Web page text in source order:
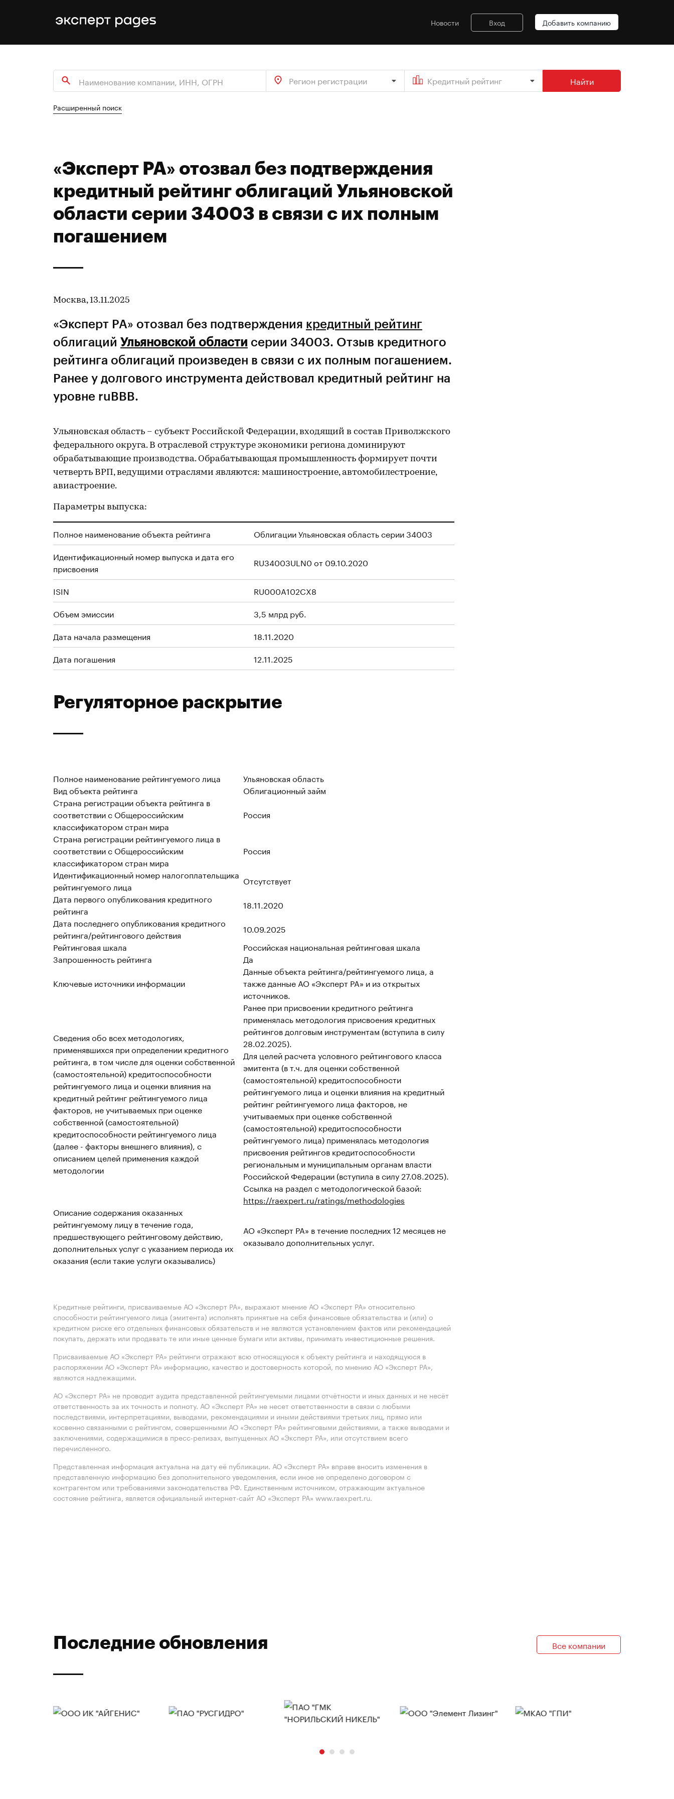
Новости Вход Добавить компанию
Регион регистрации Кредитный рейтинг Найти
Расширенный поиск
«Эксперт РА» отозвал без подтверждения
кредитный рейтинг облигаций Ульяновской
области серии 34003 в связи с их полным
погашением
Москва, 13.11.2025
«Эксперт РА» отозвал без подтверждения кредитный рейтинг
облигаций Ульяновской области серии 34003. Отзыв кредитного
рейтинга облигаций произведен в связи с их полным погашением.
Ранее у долгового инструмента действовал кредитный рейтинг на
уровне ruBBB.
Ульяновская область – субъект Российской Федерации, входящий в состав Приволжского
федерального округа. В отраслевой структуре экономики региона доминируют
обрабатывающие производства. Обрабатывающая промышленность формирует почти
четверть ВРП, ведущими отраслями являются: машиностроение, автомобилестроение,
авиастроение.
Параметры выпуска:
Полное наименование объекта рейтинга
Облигации Ульяновская область серии 34003
Идентификационный номер выпуска и дата его
присвоения
RU34003ULN0 от 09.10.2020
ISIN
RU000A102CX8
Объем эмиссии
3,5 млрд руб.
Дата начала размещения
18.11.2020
Дата погашения
12.11.2025
Регуляторное раскрытие
Полное наименование рейтингуемого лица
Ульяновская область
Вид объекта рейтинга
Облигационный займ
Страна регистрации объекта рейтинга в
соответствии с Общероссийским
классификатором стран мира
Россия
Страна регистрации рейтингуемого лица в
соответствии с Общероссийским
классификатором стран мира
Россия
Идентификационный номер налогоплательщика
рейтингуемого лица
Отсутствует
Дата первого опубликования кредитного
рейтинга
18.11.2020
Дата последнего опубликования кредитного
рейтинга/рейтингового действия
10.09.2025
Рейтинговая шкала
Российская национальная рейтинговая шкала
Запрошенность рейтинга
Да
Ключевые источники информации
Данные объекта рейтинга/рейтингуемого лица, а
также данные АО «Эксперт РА» и из открытых
источников.
Сведения обо всех методологиях,
применявшихся при определении кредитного
рейтинга, в том числе для оценки собственной
(самостоятельной) кредитоспособности
рейтингуемого лица и оценки влияния на
кредитный рейтинг рейтингуемого лица
факторов, не учитываемых при оценке
собственной (самостоятельной)
кредитоспособности рейтингуемого лица
(далее - факторы внешнего влияния), с
описанием целей применения каждой
методологии
Ранее при присвоении кредитного рейтинга
применялась методология присвоения кредитных
рейтингов долговым инструментам (вступила в силу
28.02.2025).
Для целей расчета условного рейтингового класса
эмитента (в т.ч. для оценки собственной
(самостоятельной) кредитоспособности
рейтингуемого лица и оценки влияния на кредитный
рейтинг рейтингуемого лица факторов, не
учитываемых при оценке собственной
(самостоятельной) кредитоспособности
рейтингуемого лица) применялась методология
присвоения рейтингов кредитоспособности
региональным и муниципальным органам власти
Российской Федерации (вступила в силу 27.08.2025).
Ссылка на раздел с методологической базой:
https://raexpert.ru/ratings/methodologies
Описание содержания оказанных
рейтингуемому лицу в течение года,
предшествующего рейтинговому действию,
дополнительных услуг с указанием периода их
оказания (если такие услуги оказывались)
АО «Эксперт РА» в течение последних 12 месяцев не
оказывало дополнительных услуг.
Кредитные рейтинги, присваиваемые АО «Эксперт РА», выражают мнение АО «Эксперт РА» относительно
способности рейтингуемого лица (эмитента) исполнять принятые на себя финансовые обязательства и (или) о
кредитном риске его отдельных финансовых обязательств и не являются установлением фактов или рекомендацией
покупать, держать или продавать те или иные ценные бумаги или активы, принимать инвестиционные решения.
Присваиваемые АО «Эксперт РА» рейтинги отражают всю относящуюся к объекту рейтинга и находящуюся в
распоряжении АО «Эксперт РА» информацию, качество и достоверность которой, по мнению АО «Эксперт РА»,
являются надлежащими.
АО «Эксперт РА» не проводит аудита представленной рейтингуемыми лицами отчётности и иных данных и не несёт
ответственность за их точность и полноту. АО «Эксперт РА» не несет ответственности в связи с любыми
последствиями, интерпретациями, выводами, рекомендациями и иными действиями третьих лиц, прямо или
косвенно связанными с рейтингом, совершенными АО «Эксперт РА» рейтинговыми действиями, а также выводами и
заключениями, содержащимися в пресс-релизах, выпущенных АО «Эксперт РА», или отсутствием всего
перечисленного.
Представленная информация актуальна на дату её публикации. АО «Эксперт РА» вправе вносить изменения в
представленную информацию без дополнительного уведомления, если иное не определено договором с
контрагентом или требованиями законодательства РФ. Единственным источником, отражающим актуальное
состояние рейтинга, является официальный интернет-сайт АО «Эксперт РА» www.raexpert.ru.
Последние обновления Все компании